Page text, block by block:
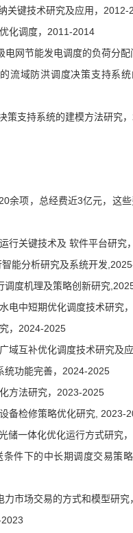
关键技术研究及应用，2012-
化调度，2011-2014
电网节能发电调度的负荷分
流域防洪调度决策支持系
策支持系统的建模方法研究
余项，总经费近3亿元，这
⾏关键技术及 软件平台研究
能分析研究及系统开发
度机理及策略创新研究
电中短期优化调度技术研究
，2024-2025
域互补优化调度技术研究及
功能完善， 2024-2025
方法研究，2023-2025
备检修策略优化研究, 2023-
储一体化优化运行方式研究，
件下的中长期调度交易策略
市场交易的方式和模型研